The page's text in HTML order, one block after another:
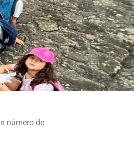
número de